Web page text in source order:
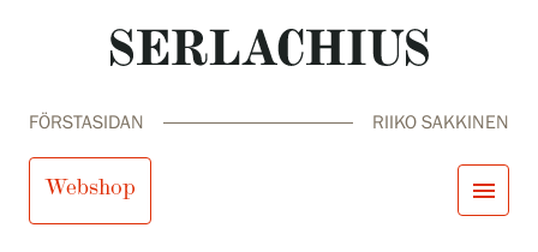
FÖRSTASIDAN RIIKO SAKKINEN
Webshop menu
Riiko Sakkinen